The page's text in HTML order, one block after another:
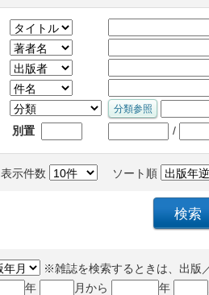
別置 /
表示件数 ソート順
※雑誌を検索するときは、出版
年
月から 年